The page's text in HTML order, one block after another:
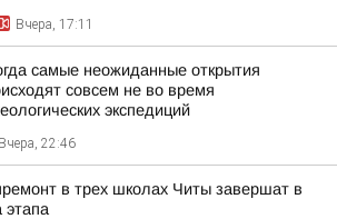
Вчера, 17:11
самые неожиданные открытия
совсем не во время
экспедиций
Вчера, 22:46
в трех школах Читы завершат в
этапа